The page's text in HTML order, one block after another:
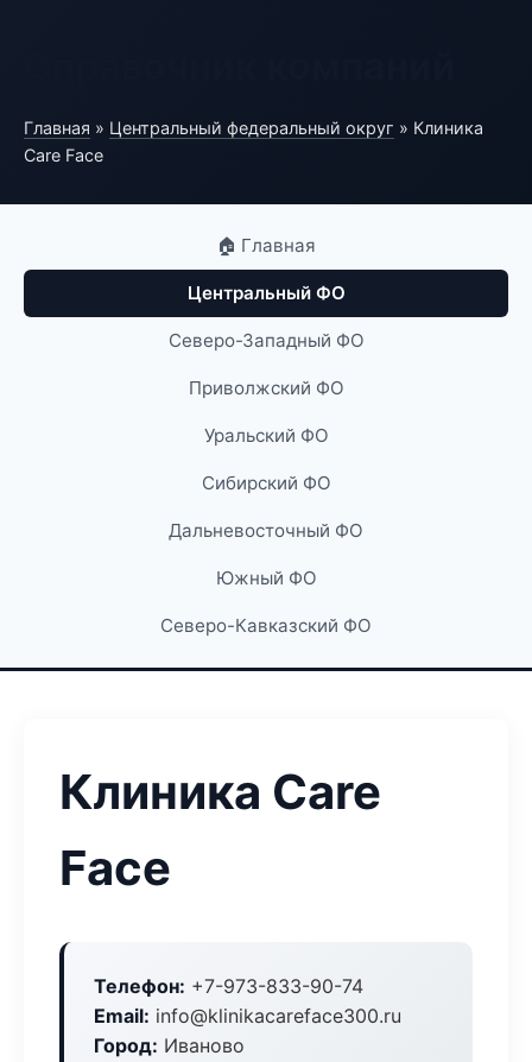
Главная » Центральный федеральный округ » Клиника
Care Face
🏠 Главная
Центральный ФО
Северо-Западный ФО
Приволжский ФО
Уральский ФО
Сибирский ФО
Дальневосточный ФО
Южный ФО
Северо-Кавказский ФО
Клиника Care
Face
Телефон: +7-973-833-90-74
Email: info@klinikacareface300.ru
Город: Иваново